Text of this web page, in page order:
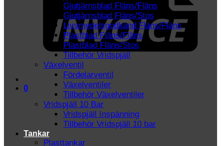
0
Gjutjärnsblad Fläns/Fläns
Gjutjärnsblad Fläns/Stos
Livsmedelsgodkänd Fläns/Fläns
Plastblad Fläns/Fläns
Plastblad Fläns/Stos
Tillbehör Vridspjäll
Växelventil
Fördelarventil
Växelventiler
Tillbehör Växelventiler
Vridspjäll 10 Bar
Vridspjäll Inspänning
Tillbehör Vridspjäll 10 bar
Tankar
Plasttankar